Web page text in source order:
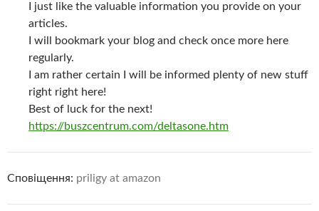
I just like the valuable information you provide on your
articles.
I will bookmark your blog and check once more here
regularly.
I am rather certain I will be informed plenty of new stuff
right right here!
Best of luck for the next!
https://buszcentrum.com/deltasone.htm
Сповіщення: priligy at amazon